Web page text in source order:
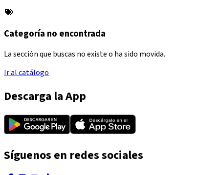
Categoría no encontrada
La sección que buscas no existe o ha sido movida.
Ir al catálogo
Descarga la App
Síguenos en redes sociales